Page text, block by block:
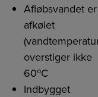
Afløbsvandet er
afkølet
overstiger ikke
60ºC
Indbygget